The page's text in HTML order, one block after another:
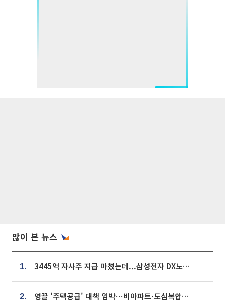
많이 본 뉴스
1. 3445억 자사주 지급 마쳤는데...삼성전자 DX노조, 뒤늦은 '떼쓰기 집회'
2. 영끌 '주택공급' 대책 임박⋯비아파트·도심복합까지 총동원